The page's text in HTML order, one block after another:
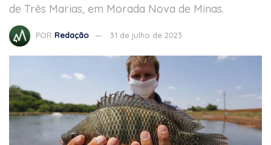
de Três Marias, em Morada Nova de Minas.
POR Redação 31 de julho de 2023